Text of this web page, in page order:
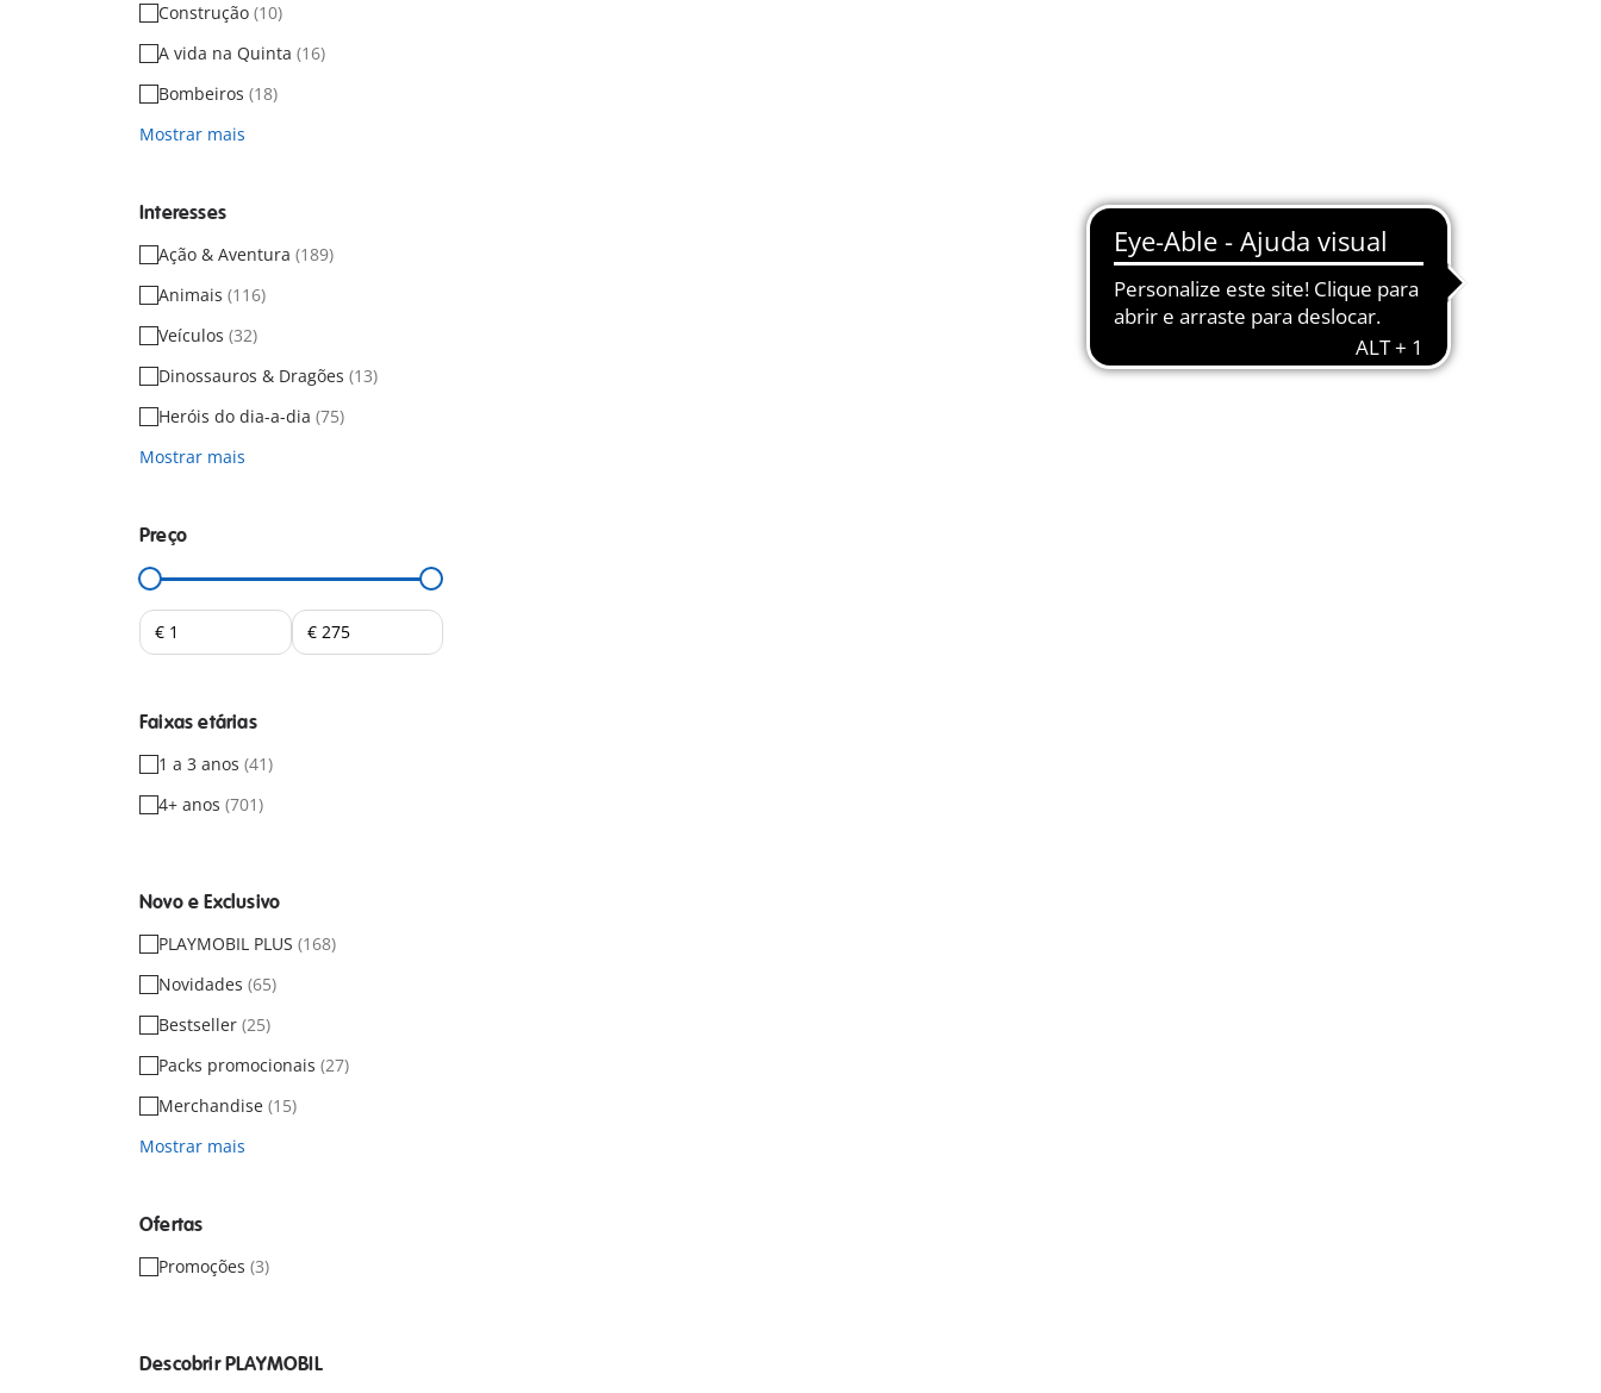
Construção (10)
A vida na Quinta (16)
Bombeiros (18)
Mostrar mais
Interesses
Ação & Aventura (189)
Animais (116)
Veículos (32)
Dinossauros & Dragões (13)
Heróis do dia-a-dia (75)
Mostrar mais
Preço
Faixas etárias
1 a 3 anos (41)
4+ anos (701)
Novo e Exclusivo
PLAYMOBIL PLUS (168)
Novidades (65)
Bestseller (25)
Packs promocionais (27)
Merchandise (15)
Mostrar mais
Ofertas
Promoções (3)
Descobrir PLAYMOBIL